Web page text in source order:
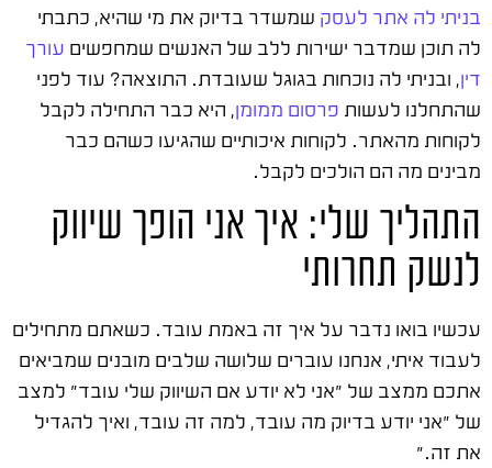
בניתי לה אתר לעסק שמשדר בדיוק את מי שהיא, כתבתי
לה תוכן שמדבר ישירות ללב של האנשים שמחפשים עורך
דין, ובניתי לה נוכחות בגוגל שעובדת. התוצאה? עוד לפני
שהתחלנו לעשות פרסום ממומן, היא כבר התחילה לקבל
לקוחות מהאתר. לקוחות איכותיים שהגיעו כשהם כבר
מבינים מה הם הולכים לקבל.
התהליך שלי: איך אני הופך שיווק
לנשק תחרותי
עכשיו בואו נדבר על איך זה באמת עובד. כשאתם מתחילים
לעבוד איתי, אנחנו עוברים שלושה שלבים מובנים שמביאים
אתכם ממצב של "אני לא יודע אם השיווק שלי עובד" למצב
של "אני יודע בדיוק מה עובד, למה זה עובד, ואיך להגדיל
את זה."